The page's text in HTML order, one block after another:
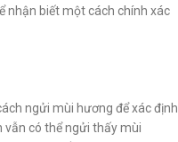
nhận biết một cách chính xác
ngửi mùi hương để xác định
vẫn có thể ngửi thấy mùi